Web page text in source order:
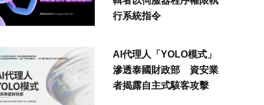
行系統指令
AI代理人「YOLO模式」
滲透泰國財政部 資安業
者揭露自主式駭客攻擊